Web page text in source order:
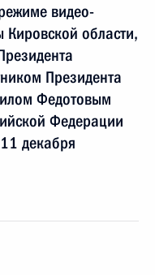
видео-
области,
Президента
Федотовым
Федерации
декабря